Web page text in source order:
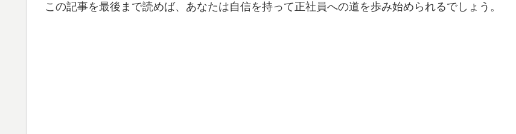
この記事を最後まで読めば、あなたは自信を持って正社員への道を歩み始められるでしょう。